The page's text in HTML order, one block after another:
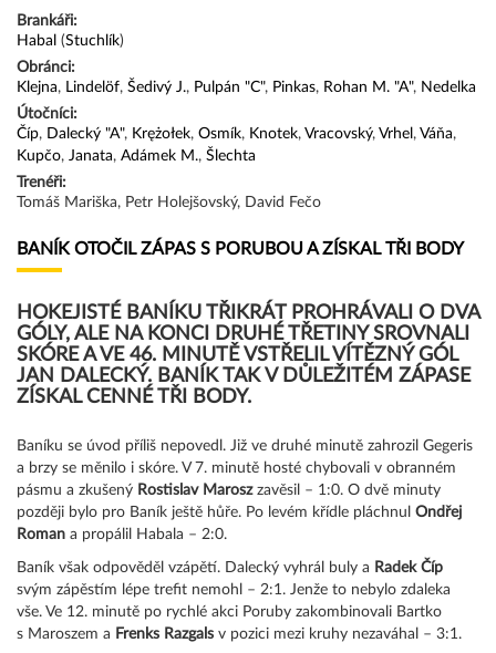
Brankáři:
Habal (Stuchlík)
Obránci:
Klejna, Lindelöf, Šedivý J., Pulpán "C", Pinkas, Rohan M. "A", Nedelka
Útočníci:
Číp, Dalecký "A", Krężołek, Osmík, Knotek, Vracovský, Vrhel , Váňa,
Kupčo, Janata, Adámek M., Šlechta
Trenéři:
Tomáš Mariška, Petr Holejšovský, David Fečo
BANÍK OTOČIL ZÁPAS S PORUBOU A ZÍSKAL TŘI BODY
HOKEJISTÉ BANÍKU TŘIKRÁT PROHRÁVALI O DVA
GÓLY, ALE NA KONCI DRUHÉ TŘETINY SROVNALI
SKÓRE A VE 46. MINUTĚ VSTŘELIL VÍTĚZNÝ GÓL
JAN DALECKÝ. BANÍK TAK V DŮLEŽITÉM ZÁPASE
ZÍSKAL CENNÉ TŘI BODY.
Baníku se úvod příliš nepovedl. Již ve druhé minutě zahrozil Gegeris
a brzy se měnilo i skóre. V 7. minutě hosté chybovali v obranném
pásmu a zkušený Rostislav Maroszzavěsil – 1:0. O dvě minuty
později bylo pro Baník ještě hůře. Po levém křídle pláchnul Ondřej
Roman a propálil Habala – 2:0.
Baník však odpověděl vzápětí. Dalecký vyhrál buly a Radek Číp
svým zápěstím lépe trefit nemohl – 2:1. Jenže to nebylo zdaleka
vše. Ve 12. minutě po rychlé akci Poruby zakombinovali Bartko
s Maroszem a Frenks Razgals v pozici mezi kruhy nezaváhal – 3:1.